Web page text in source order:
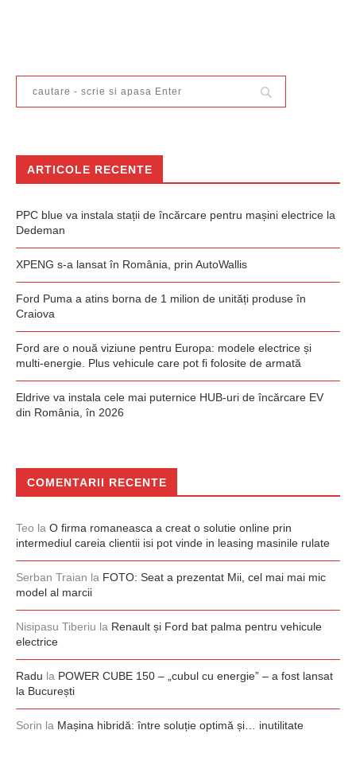
ARTICOLE RECENTE
PPC blue va instala stații de încărcare pentru mașini electrice la
Dedeman
XPENG s-a lansat în România, prin AutoWallis
Ford Puma a atins borna de 1 milion de unități produse în
Craiova
Ford are o nouă viziune pentru Europa: modele electrice și
multi-energie. Plus vehicule care pot fi folosite de armată
Eldrive va instala cele mai puternice HUB-uri de încărcare EV
din România, în 2026
COMENTARII RECENTE
Teo la O firma romaneasca a creat o solutie online prin
intermediul careia clientii isi pot vinde in leasing masinile rulate
Serban Traian la FOTO: Seat a prezentat Mii, cel mai mai mic
model al marcii
Nisipasu Tiberiu la Renault și Ford bat palma pentru vehicule
electrice
Radu la POWER CUBE 150 – „cubul cu energie” – a fost lansat
la București
Sorin la Mașina hibridă: între soluție optimă și… inutilitate